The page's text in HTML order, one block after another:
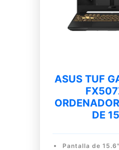
ASUS TUF
DE
Pantalla de